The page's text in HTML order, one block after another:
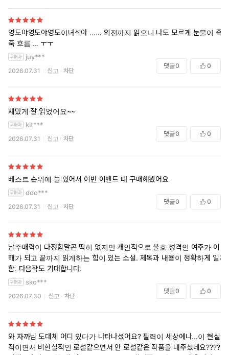
영도야영도야영도이녀석아 …… 외전까지 읽으니 나도 모르게 눈물이 죽
죽 흐름 … ㅜㅜ
juy***
2026.07.31 신고 차단
댓글0 0
재밌게 잘 읽었어요~~
kit***
2026.07.31 신고 차단
댓글0 0
베스트 순위에 늘 있어서 이번 이벤트 때 구매해봤어요
ddo***
2026.07.31 신고 차단
댓글0 0
남주매력이 다정함말곤 딱히 없지만 개인적으로 불호 성격인 여주가 이
해가 되고 끝까지 읽게하는 힘이 있는 소설. 제목과 내용이 정확하게 일치
함. 다음작도 기대합니다.
sko***
2026.07.30 신고 차단
댓글0 0
와 자까님 도대체 어디 있다가 나타나셨어요? 필력이 세상에나...이 현실
적이면서 비현실적인 로설같으면서 안 로설같은 작품을 내주셨네요????